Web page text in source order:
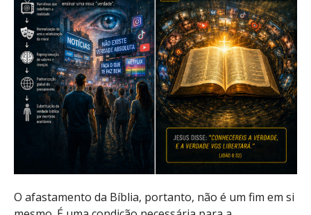
O afastamento da Bíblia, portanto, não é um fim em si